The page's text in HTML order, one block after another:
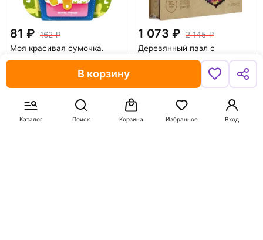
Каталог Поиск Вход
Избранное
Корзина
В корзину
81
162
Моя красивая сумочка.
Развивающая книга с
В корзину
1 073
2 145
Деревянный пазл с
двухслойной крышкой
Сказочный Лис, 303 детали
В корзину